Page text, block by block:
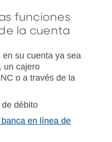
funciones
la cuenta
su cuenta ya sea
un cajero
o a través de la
débito
en línea de